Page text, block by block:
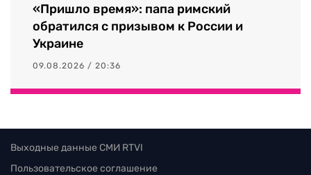
«Пришло время»: папа римский
обратился с призывом к России и
Украине
09.08.2026 / 20:36
Выходные данные СМИ RTVI
Пользовательское соглашение